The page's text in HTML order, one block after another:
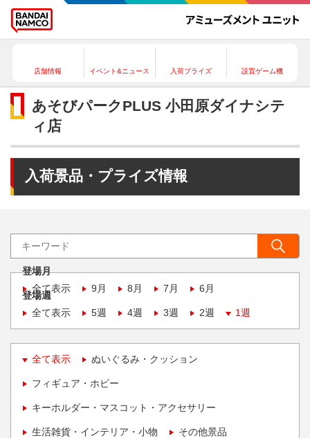
店舗情報 イベント&ニュース 入荷プライズ 設置ゲーム機
あそびパークPLUS 小田原ダイナシテ
ィ店
入荷景品・プライズ情報
登場月
全て表示
9月 8月 7月 6月
登場週
全て表示
5週 4週 3週 2週 1週
全て表示 ぬいぐるみ・クッション
フィギュア・ホビー
キーホルダー・マスコット・アクセサリー
生活雑貨・インテリア・小物 その他景品